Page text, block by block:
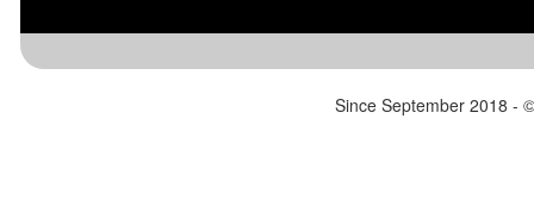
Since September 2018 -